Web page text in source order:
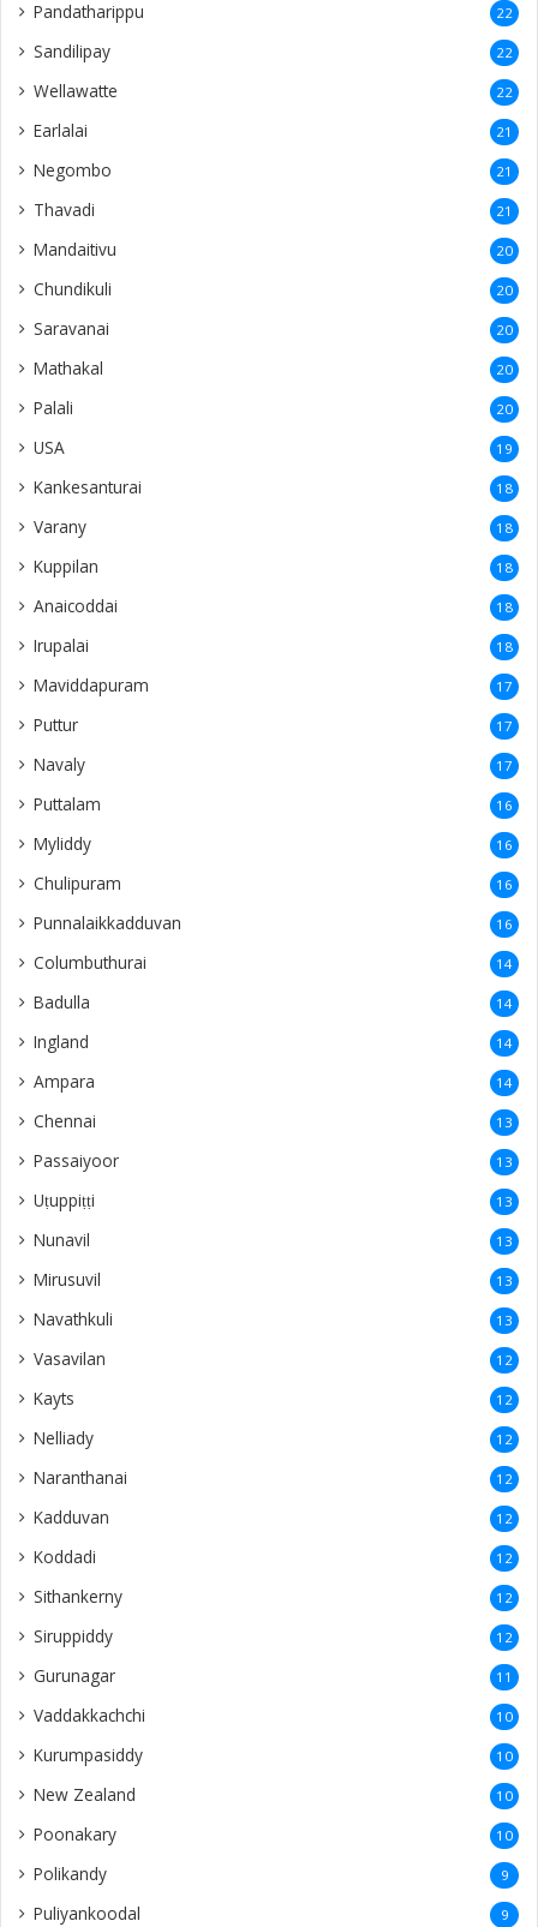
Pandatharippu 22
Sandilipay 22
Wellawatte 22
Earlalai 21
Negombo 21
Thavadi 21
Mandaitivu 20
Chundikuli 20
Saravanai 20
Mathakal 20
Palali 20
USA 19
Kankesanturai 18
Varany 18
Kuppilan 18
Anaicoddai 18
Irupalai 18
Maviddapuram 17
Puttur 17
Navaly 17
Puttalam 16
Myliddy 16
Chulipuram 16
Punnalaikkadduvan 16
Columbuthurai 14
Badulla 14
Ingland 14
Ampara 14
Chennai 13
Passaiyoor 13
Uṭuppiṭṭi 13
Nunavil 13
Mirusuvil 13
Navathkuli 13
Vasavilan 12
Kayts 12
Nelliady 12
Naranthanai 12
Kadduvan 12
Koddadi 12
Sithankerny 12
Siruppiddy 12
Gurunagar 11
Vaddakkachchi 10
Kurumpasiddy 10
New Zealand 10
Poonakary 10
Polikandy 9
Puliyankoodal 9